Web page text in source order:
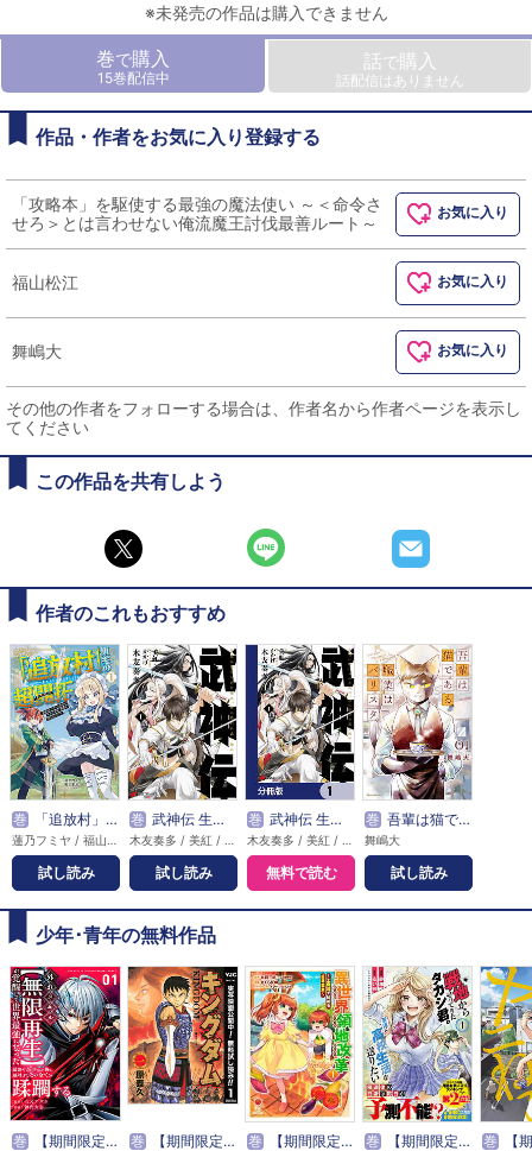
※未発売の作品は購入できません
巻で購入
15巻配信中
話で購入
話配信はありません
作品・作者をお気に入り登録する
「攻略本」を駆使する最強の魔法使い ～＜命令さ
せろ＞とは言わせない俺流魔王討伐最善ルート～
お気に入り
福山松江 お気に入り
舞嶋大 お気に入り
その他の作者をフォローする場合は、作者名から作者ページを表示し
てください
この作品を共有しよう
作者のこれもおすすめ
巻 「追放村」領主の超開拓 ～追放者だらけの辺境村がやがて世界に覇権を唱えるようです～ （コミック）
試し読み
巻 武神伝 生贄に捧げられた俺は、神に拾われ武を極める
試し読み
巻 武神伝 生贄に捧げられた俺は、神に拾われ武を極める【分冊版】
無料で読む
巻 吾輩は猫である、職業はバリスタ。
舞嶋大
試し読み
少年･青年の無料作品
巻 【期間限定無料】外れスキル【無限再生】が覚醒して世界最強になった ～最強の力を手にした俺は、敵対するその全てを蹂躙する～ 巻 【期間限定 無料お試し版】キングダム 巻 【期間限定 無料お試し版】異世界領地改革～土魔法で始める公共事業～ 巻 【期間限定 無料お試し版】戦地から帰ってきたタカシ君。普通に高校生活を送りたい（コミック） 巻 【期間限